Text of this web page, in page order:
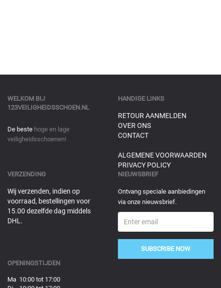
WELKOM BIJ
123VEILIGHEIDSSCHOEN.NL
De beste hoge en lage
veiligheidsschoenen!
HANDIGE LINKS
RETOUR AANMELDEN
OVER ONS
CONTACT
ALGEMENE VOORWAARDEN
PRIVACY POLICY
VERZENDING
Wij verzenden, indien op
voorraad, bestellingen voor
15.00 dezelfde dag middels
DHL.
NIEUWSBRIEF
Ontvang speciale aanbiedingen
via onze nieuwsbrief.
SUBSCRIBE NOW
OPENINGSTIJDEN
Ma 10:00 tot 17:00